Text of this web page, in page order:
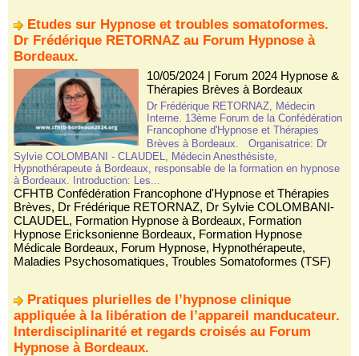
Etudes sur Hypnose et troubles somatoformes.
Dr Frédérique RETORNAZ au Forum Hypnose à
Bordeaux.
10/05/2024| Forum 2024 Hypnose &
Thérapies Brèves à Bordeaux
Dr Frédérique RETORNAZ, Médecin
Interne. 13ème Forum de la Confédération
Francophone d'Hypnose et Thérapies
Brèves à Bordeaux. Organisatrice: Dr
Sylvie COLOMBANI - CLAUDEL, Médecin Anesthésiste,
Hypnothérapeute à Bordeaux, responsable de la formation en hypnose
à Bordeaux. Introduction: Les...
CFHTB Confédération Francophone d'Hypnose et Thérapies
Brèves, Dr Frédérique RETORNAZ, Dr Sylvie COLOMBANI-
CLAUDEL, Formation Hypnose à Bordeaux, Formation
Hypnose Ericksonienne Bordeaux, Formation Hypnose
Médicale Bordeaux, Forum Hypnose, Hypnothérapeute,
Maladies Psychosomatiques, Troubles Somatoformes (TSF)
Pratiques plurielles de l’hypnose clinique
appliquée à la libération de l’appareil manducateur.
Interdisciplinarité et regards croisés au Forum
Hypnose à Bordeaux.